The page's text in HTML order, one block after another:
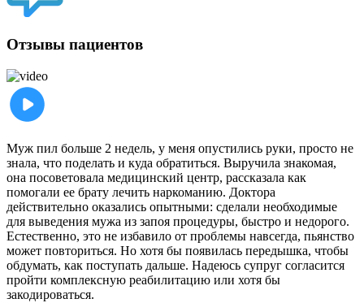
Отзывы пациентов
Муж пил больше 2 недель, у меня опустились руки, просто не
знала, что поделать и куда обратиться. Выручила знакомая,
она посоветовала медицинский центр, рассказала как
помогали ее брату лечить наркоманию. Доктора
действительно оказались опытными: сделали необходимые
для выведения мужа из запоя процедуры, быстро и недорого.
Естественно, это не избавило от проблемы навсегда, пьянство
может повториться. Но хотя бы появилась передышка, чтобы
обдумать, как поступать дальше. Надеюсь супруг согласится
пройти комплексную реабилитацию или хотя бы
закодироваться.